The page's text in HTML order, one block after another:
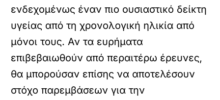
ενδεχομένως έναν πιο ουσιαστικό δείκτη
υγείας από τη χρονολογική ηλικία από
μόνοι τους. Αν τα ευρήματα
επιβεβαιωθούν από περαιτέρω έρευνες,
θα μπορούσαν επίσης να αποτελέσουν
στόχο παρεμβάσεων για την